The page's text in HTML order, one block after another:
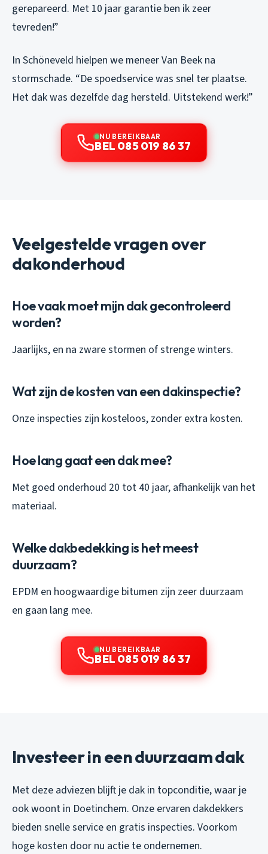
gerepareerd. Met 10 jaar garantie ben ik zeer
tevreden!”
In Schöneveld hielpen we meneer Van Beek na
stormschade. “De spoedservice was snel ter plaatse.
Het dak was dezelfde dag hersteld. Uitstekend werk!”
NU BEREIKBAAR
BEL 085 019 86 37
Veelgestelde vragen over
dakonderhoud
Hoe vaak moet mijn dak gecontroleerd
worden?
Jaarlijks, en na zware stormen of strenge winters.
Wat zijn de kosten van een dakinspectie?
Onze inspecties zijn kosteloos, zonder extra kosten.
Hoe lang gaat een dak mee?
Met goed onderhoud 20 tot 40 jaar, afhankelijk van het
materiaal.
Welke dakbedekking is het meest
duurzaam?
EPDM en hoogwaardige bitumen zijn zeer duurzaam
en gaan lang mee.
NU BEREIKBAAR
BEL 085 019 86 37
Investeer in een duurzaam dak
Met deze adviezen blijft je dak in topconditie, waar je
ook woont in Doetinchem. Onze ervaren dakdekkers
bieden snelle service en gratis inspecties. Voorkom
hoge kosten door nu actie te ondernemen.